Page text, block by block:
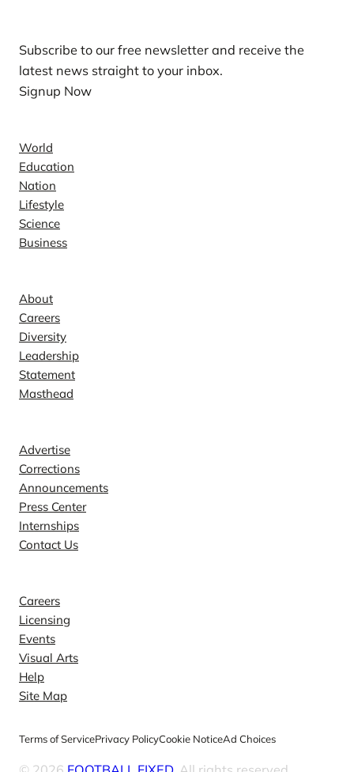
Subscribe to our free newsletter and receive the
latest news straight to your inbox.
Signup Now
World
Education
Nation
Lifestyle
Science
Business
About
Careers
Diversity
Leadership
Statement
Masthead
Advertise
Corrections
Announcements
Press Center
Internships
Contact Us
Careers
Licensing
Events
Visual Arts
Help
Site Map
Terms of ServicePrivacy PolicyCookie NoticeAd Choices